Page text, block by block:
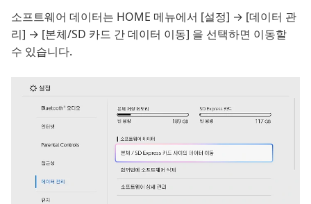
소프트웨어 데이터는 HOME 메뉴에서 [설정] → [데이터 관
리] → [본체/SD 카드 간 데이터 이동] 을 선택하면 이동할
수 있습니다.